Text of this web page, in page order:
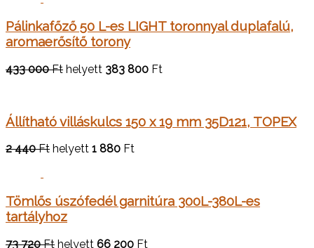
Pálinkafőző 50 L-es LIGHT toronnyal duplafalú,
aromaerősítő torony
433 000 Ft helyett 383 800 Ft
Állítható villáskulcs 150 x 19 mm 35D121, TOPEX
2 440 Ft helyett 1 880 Ft
Tömlős úszófedél garnitúra 300L-380L-es
tartályhoz
73 720 Ft helyett 66 200 Ft